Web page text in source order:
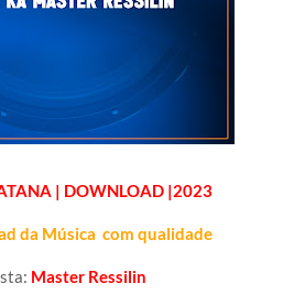
| DOWNLOAD |2023
da Música com qualidade
Master Ressilin